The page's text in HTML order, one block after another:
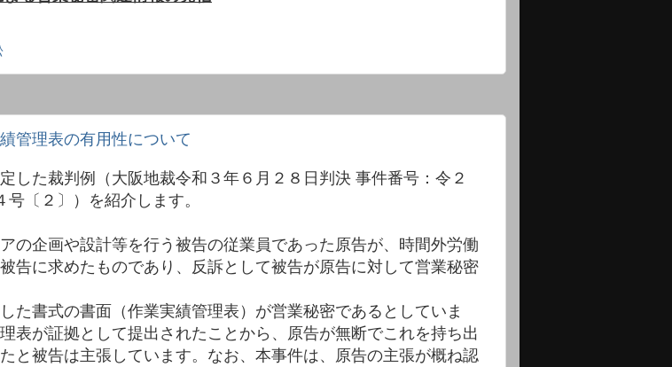
管理表の有用性について
した裁判例（大阪地裁令和３年６月２８日判決 事件番号：令２
〔２〕）を紹介します。
の企画や設計等を行う被告の従業員であった原告が、時間外労働
告に求めたものであり、反訴として被告が原告に対して営業秘密
た書式の書面（作業実績管理表）が営業秘密であるとしていま
表が証拠として提出されたことから、原告が無断でこれを持ち出
と被告は主張しています。なお、本事件は、原告の主張が概ね認